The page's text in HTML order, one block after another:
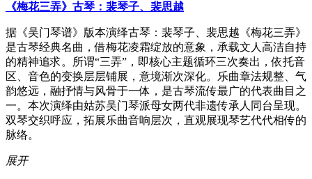
《梅花三弄》古琴：裴琴子、裴思越
据《吴门琴谱》版本演绎古琴：裴琴子、裴思越《梅花三弄》
是古琴经典名曲，借梅花凌霜绽放的意象，承载文人高洁自持
的精神追求。所谓“三弄”，即核心主题循环三次奏出，依托音
区、音色的变换层层铺展，意境渐次深化。乐曲章法规整、气
韵悠远，融抒情与风骨于一体，是古琴流传最广的代表曲目之
一。本次演绎由姑苏吴门琴派母女两代非遗传承人同台呈现。
双琴交织呼应，拓展乐曲音响层次，直观展现琴艺代代相传的
脉络。
展开